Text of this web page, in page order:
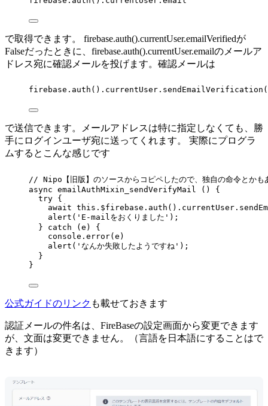
で取得できます。 firebase.auth().currentUser.emailVerifiedが
Falseだったときに、firebase.auth().currentUser.emailのメールア
ドレス宛に確認メールを投げます。確認メールは
firebase . auth () . currentUser . sendEmailVerification
で送信できます。メールアドレスは特に指定しなくても、勝
手にログインユーザ宛に送ってくれます。 実際にプログラ
ムするとこんな感じです
// Nipo【旧版】のソースからコピペしたので、独自の命令とかも
async emailAuthMixin_sendVerifyMail () {
try {
await this . $firebase . auth () . currentUser .
alert ( ' E-mailをおくりました ' );
} catch ( e ) {
console . error( e )
alert ( ' なんか失敗したようですね ' );
}
}
公式ガイドのリンク も載せておきます
認証メールの件名は、FireBaseの設定画面から変更できます
が、文面は変更できません。（言語を日本語にすることはで
きます）